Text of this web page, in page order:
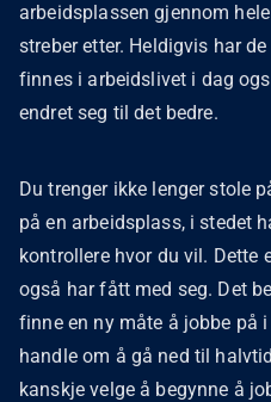
arbeidsplassen gjennom
streber etter. Heldigvis har
finnes i arbeidslivet i dag
endret seg til det bedre.
Du trenger ikke lenger stole
på en arbeidsplass, i stedet
kontrollere hvor du vil. Dette
også har fått med seg. Det
finne en ny måte å jobbe på
handle om å gå ned til
kanskje velge å begynne å